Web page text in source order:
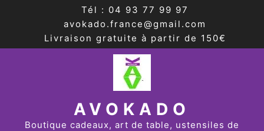
Tél : 04 93 77 99 97
avokado.france@gmail.com
Livraison gratuite à partir de 150€
AVOKADO
Boutique cadeaux, art de table, ustensiles de